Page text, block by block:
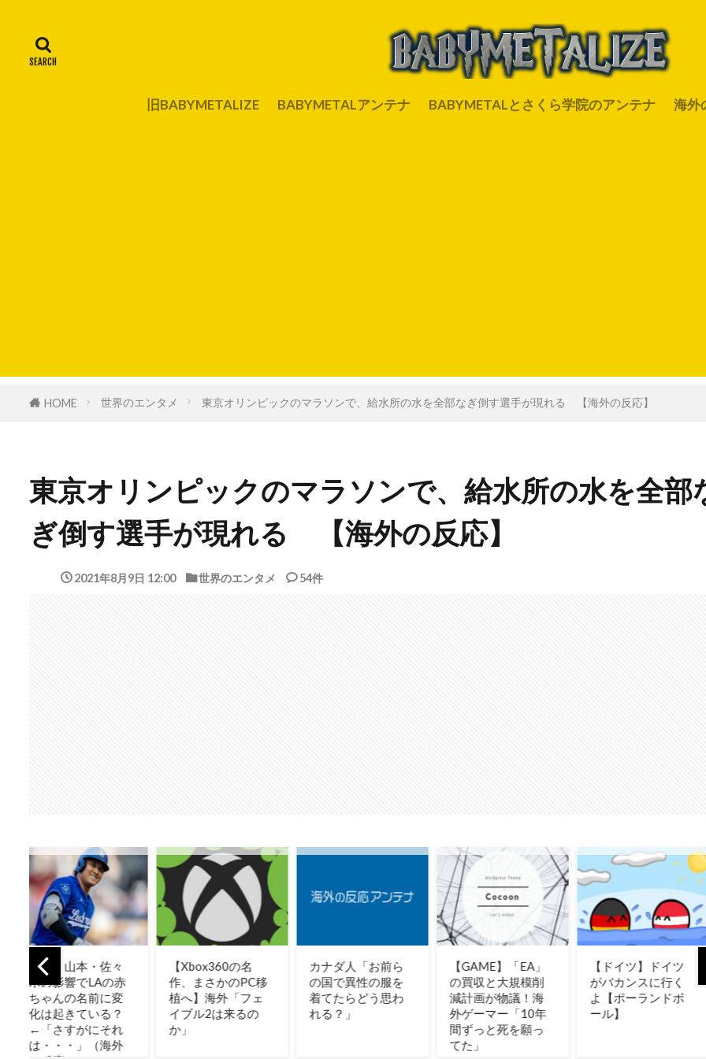
旧BABYMETALIZE BABYMETALアンテナ BABYMETALとさくら学院のアンテナ 海外
HOME 世界のエンタメ 東京オリンピックのマラソンで、給水所の水を全部なぎ倒す選手が現れる 【海外の反応】
東京オリンピックのマラソンで、給水所の水を全部
ぎ倒す選手が現れる 【海外の反応】
2021年8月9日 12:00 世界のエンタメ 54件
カナダ人「お前ら
の国で異性の服を
着てたらどう思わ
れる？」
【GAME】「EA」
の買収と大規模削
減計画が物議！海
外ゲーマー「10年
【ドイツ】ドイツ
がバカンスに行く
よ【ポーランドボ
ール】
米企業CEOの熊本
地震寄付にユーザ
ー反発！（海外の
反応）
【Xbox360の名
作、まさかのPC移
植へ】海外「フェ
イブル2は来るの
か」